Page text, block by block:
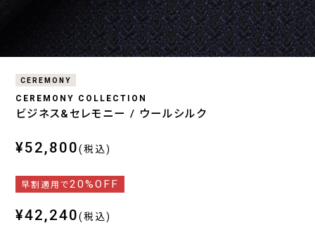
CEREMONY
CEREMONY COLLECTION
ビジネス&セレモニー / ウールシルク
¥52,800(税込)
早割適用で20%OFF
¥42,240(税込)